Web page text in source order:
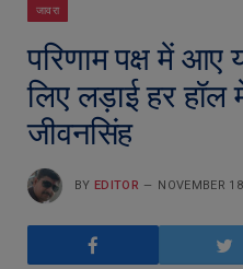
जावरा
परिणाम पक्ष में आए
लिए लड़ाई हर हॉल
जीवनसिंह
BY EDITOR NOVEMBER